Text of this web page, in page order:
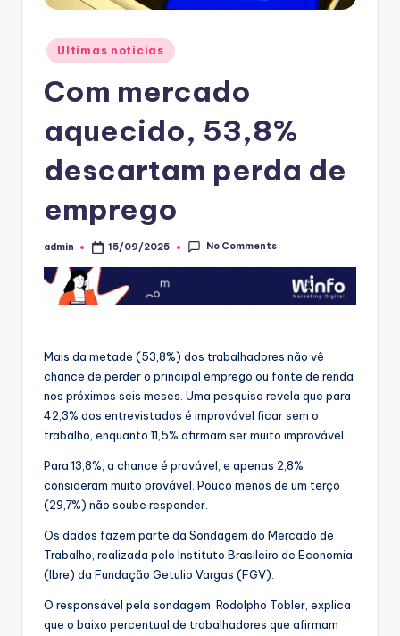
Posted
in
Ultimas noticias
Com mercado
aquecido, 53,8%
descartam perda de
emprego
Posted
admin 15/09/2025 No Comments
Mais da metade (53,8%) dos trabalhadores não vê
chance de perder o principal emprego ou fonte de renda
nos próximos seis meses. Uma pesquisa revela que para
42,3% dos entrevistados é improvável ficar sem o
trabalho, enquanto 11,5% afirmam ser muito improvável.
Para 13,8%, a chance é provável, e apenas 2,8%
consideram muito provável. Pouco menos de um terço
(29,7%) não soube responder.
Os dados fazem parte da Sondagem do Mercado de
Trabalho, realizada pelo Instituto Brasileiro de Economia
(Ibre) da Fundação Getulio Vargas (FGV).
O responsável pela sondagem, Rodolpho Tobler, explica
que o baixo percentual de trabalhadores que afirmam